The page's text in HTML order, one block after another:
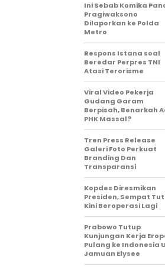
Ini Sebab Komika
Pragiwaksono
Dilaporkan ke Polda
Metro
Respons Istana soal
Beredar Perpres TNI
Atasi Terorisme
Viral Video Pekerja
Gudang Garam
Berpisah, Benarkah
PHK Massal?
Tren Press Release
Galeri Foto Perkuat
Branding Dan
Transparansi
Kopdes Diresmikan
Presiden, Sempat
Kini Beroperasi Lagi
Prabowo Tutup
Kunjungan Kerja
Pulang ke Indonesia
Jamuan Elysee